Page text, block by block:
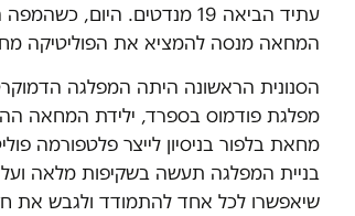
עתיד הביאה 19 מנדטים.
המחאה מנסה להמציא את הפוליטיקה
הסנונית הראשונה היתה המפלגה
מחאת בלפור בניסיון לייצר פלטפורמה
בניית המפלגה תעשה בשקיפות מלאה ועל
שיאפשרו לכל אחד להתמודד ולגבש את